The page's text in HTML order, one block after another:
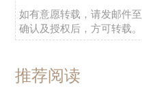
如有意愿转载，请发邮件至
确认及授权后，方可转载。
推荐阅读